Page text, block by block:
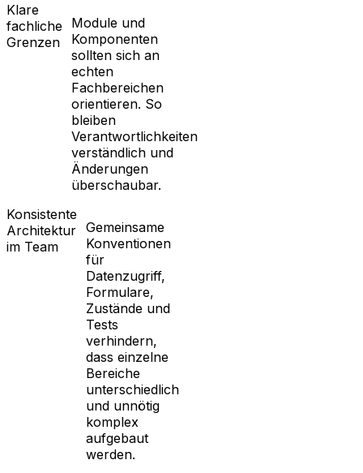
Klare
fachliche
Grenzen
Module und
Komponenten
sollten sich an
echten
Fachbereichen
orientieren. So
bleiben
Verantwortlichkeiten
verständlich und
Änderungen
überschaubar.
Konsistente
Architektur
im Team
Gemeinsame
Konventionen
für
Datenzugriff,
Formulare,
Zustände und
Tests
verhindern,
dass einzelne
Bereiche
unterschiedlich
und unnötig
komplex
aufgebaut
werden.